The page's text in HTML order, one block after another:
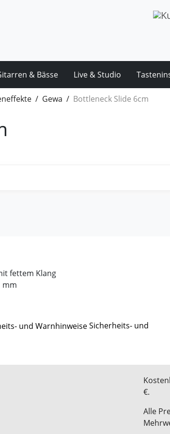
& Bässe Live & Studio
Gewa Bottleneck Slide 6cm
fettem Klang
mm
Sicherheits- und
€.
Alle